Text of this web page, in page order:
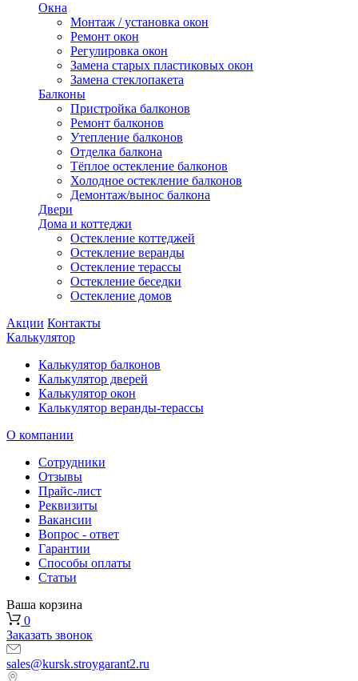
Окна
Монтаж / установка окон
Ремонт окон
Регулировка окон
Замена старых пластиковых окон
Замена стеклопакета
Балконы
Пристройка балконов
Ремонт балконов
Утепление балконов
Отделка балкона
Тёплое остекление балконов
Холодное остекление балконов
Демонтаж/вынос балкона
Двери
Дома и коттеджи
Остекление коттеджей
Остекление веранды
Остекление терассы
Остекление беседки
Остекление домов
Акции Контакты
Калькулятор
Калькулятор балконов
Калькулятор дверей
Калькулятор окон
Калькулятор веранды-терассы
О компании
Сотрудники
Отзывы
Прайс-лист
Реквизиты
Вакансии
Вопрос - ответ
Гарантии
Способы оплаты
Статьи
Ваша корзина
0
Заказать звонок
sales@kursk.stroygarant2.ru